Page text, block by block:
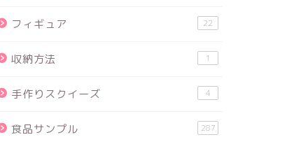
フィギュア 22
収納方法 1
手作りスクイーズ 4
食品サンプル 287